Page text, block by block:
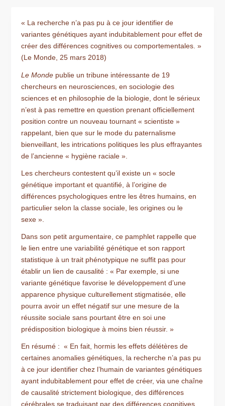
« La recherche n’a pas pu à ce jour identifier de
variantes génétiques ayant indubitablement pour effet de
créer des différences cognitives ou comportementales. »
(Le Monde, 25 mars 2018)
Le Monde publie un tribune intéressante de 19
chercheurs en neurosciences, en sociologie des
sciences et en philosophie de la biologie, dont le sérieux
n’est à pas remettre en question prenant officiellement
position contre un nouveau tournant « scientiste »
rappelant, bien que sur le mode du paternalisme
bienveillant, les intrications politiques les plus effrayantes
de l’ancienne « hygiène raciale ».
Les chercheurs contestent qu’il existe un « socle
génétique important et quantifié, à l’origine de
différences psychologiques entre les êtres humains, en
particulier selon la classe sociale, les origines ou le
sexe ».
Dans son petit argumentaire, ce pamphlet rappelle que
le lien entre une variabilité génétique et son rapport
statistique à un trait phénotypique ne suffit pas pour
établir un lien de causalité : « Par exemple, si une
variante génétique favorise le développement d’une
apparence physique culturellement stigmatisée, elle
pourra avoir un effet négatif sur une mesure de la
réussite sociale sans pourtant être en soi une
prédisposition biologique à moins bien réussir. »
En résumé : « En fait, hormis les effets délétères de
certaines anomalies génétiques, la recherche n’a pas pu
à ce jour identifier chez l’humain de variantes génétiques
ayant indubitablement pour effet de créer, via une chaîne
de causalité strictement biologique, des différences
cérébrales se traduisant par des différences cognitives